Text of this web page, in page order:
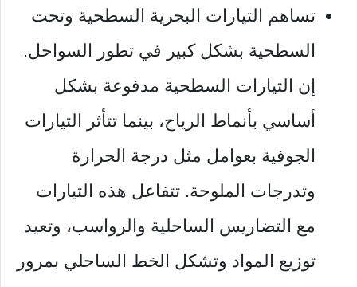
تساهم التيارات البحرية السطحية وتحت
السطحية بشكل كبير في تطور السواحل.
إن التيارات السطحية مدفوعة بشكل
أساسي بأنماط الرياح، بينما تتأثر التيارات
الجوفية بعوامل مثل درجة الحرارة
وتدرجات الملوحة. تتفاعل هذه التيارات
مع التضاريس الساحلية والرواسب، وتعيد
توزيع المواد وتشكل الخط الساحلي بمرور